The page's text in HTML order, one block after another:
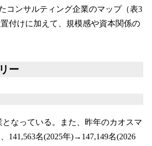
コンサルティング企業のマップ（表3
付けに加えて、規模感や資本関係の
ー
なっている。また、昨年のカオスマ
141,563名(2025年)→147,149名(2026